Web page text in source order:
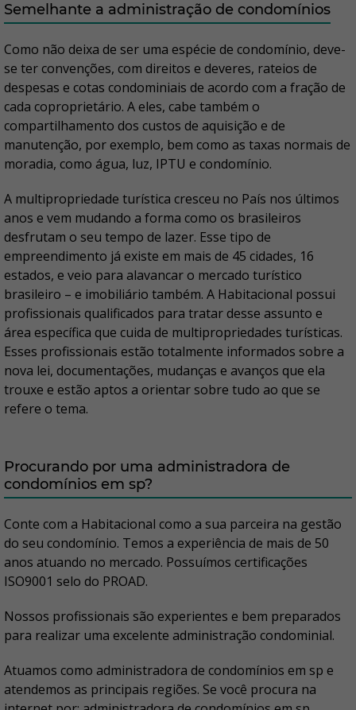
Semelhante a administração de condomínios
Como não deixa de ser uma espécie de condomínio, deve-
se ter convenções, com direitos e deveres, rateios de
despesas e cotas condominiais de acordo com a fração de
cada coproprietário. A eles, cabe também o
compartilhamento dos custos de aquisição e de
manutenção, por exemplo, bem como as taxas normais de
moradia, como água, luz, IPTU e condomínio.
A multipropriedade turística cresceu no País nos últimos
anos e vem mudando a forma como os brasileiros
desfrutam o seu tempo de lazer. Esse tipo de
empreendimento já existe em mais de 45 cidades, 16
estados, e veio para alavancar o mercado turístico
brasileiro – e imobiliário também. A Habitacional possui
profissionais qualificados para tratar desse assunto e
área específica que cuida de multipropriedades turísticas.
Esses profissionais estão totalmente informados sobre a
nova lei, documentações, mudanças e avanços que ela
trouxe e estão aptos a orientar sobre tudo ao que se
refere o tema.
Procurando por uma administradora de
condomínios em sp?
Conte com a Habitacional como a sua parceira na gestão
do seu condomínio. Temos a experiência de mais de 50
anos atuando no mercado. Possuímos certificações
ISO9001 selo do PROAD.
Nossos profissionais são experientes e bem preparados
para realizar uma excelente administração condominial.
Atuamos como administradora de condomínios em sp e
atendemos as principais regiões. Se você procura na